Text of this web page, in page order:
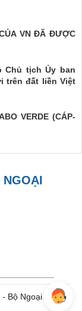
VN ĐÃ ĐƯỢC
Chủ tịch Ủy ban
trên đất liền Việt
VERDE (CÁP-
Bộ Ngoại Giao